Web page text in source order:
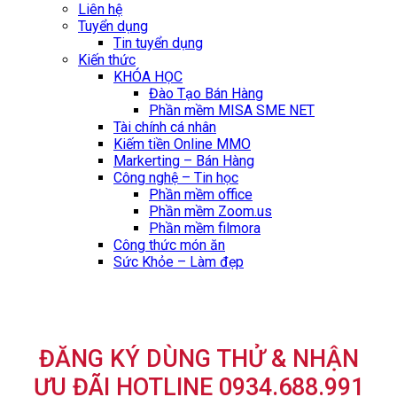
Liên hệ
Tuyển dụng
Tin tuyển dụng
Kiến thức
KHÓA HỌC
Đào Tạo Bán Hàng
Phần mềm MISA SME NET
Tài chính cá nhân
Kiếm tiền Online MMO
Markerting – Bán Hàng
Công nghệ – Tin học
Phần mềm office
Phần mềm Zoom.us
Phần mềm filmora
Công thức món ăn
Sức Khỏe – Làm đẹp
ĐĂNG KÝ DÙNG THỬ & NHẬN
ƯU ĐÃI HOTLINE 0934.688.991